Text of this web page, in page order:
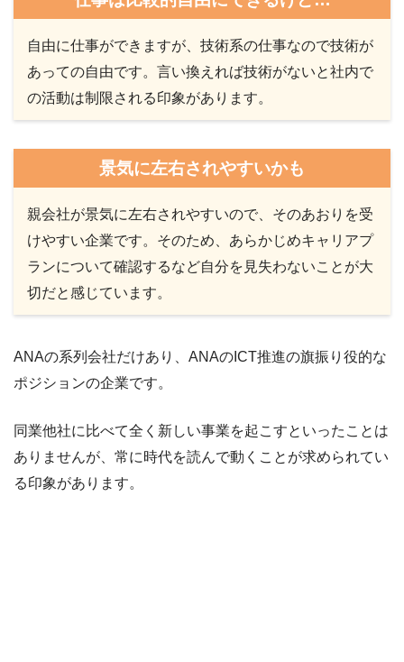
自由に仕事ができますが、技術系の仕事なので技術が
あっての自由です。言い換えれば技術がないと社内で
の活動は制限される印象があります。
景気に左右されやすいかも
親会社が景気に左右されやすいので、そのあおりを受
けやすい企業です。そのため、あらかじめキャリアプ
ランについて確認するなど自分を見失わないことが大
切だと感じています。
ANAの系列会社だけあり、ANAのICT推進の旗振り役的な
ポジションの企業です。
同業他社に比べて全く新しい事業を起こすといったことは
ありませんが、常に時代を読んで動くことが求められてい
る印象があります。